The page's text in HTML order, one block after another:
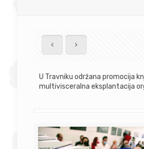
U Travniku održana promocija
multivisceralna eksplantacija